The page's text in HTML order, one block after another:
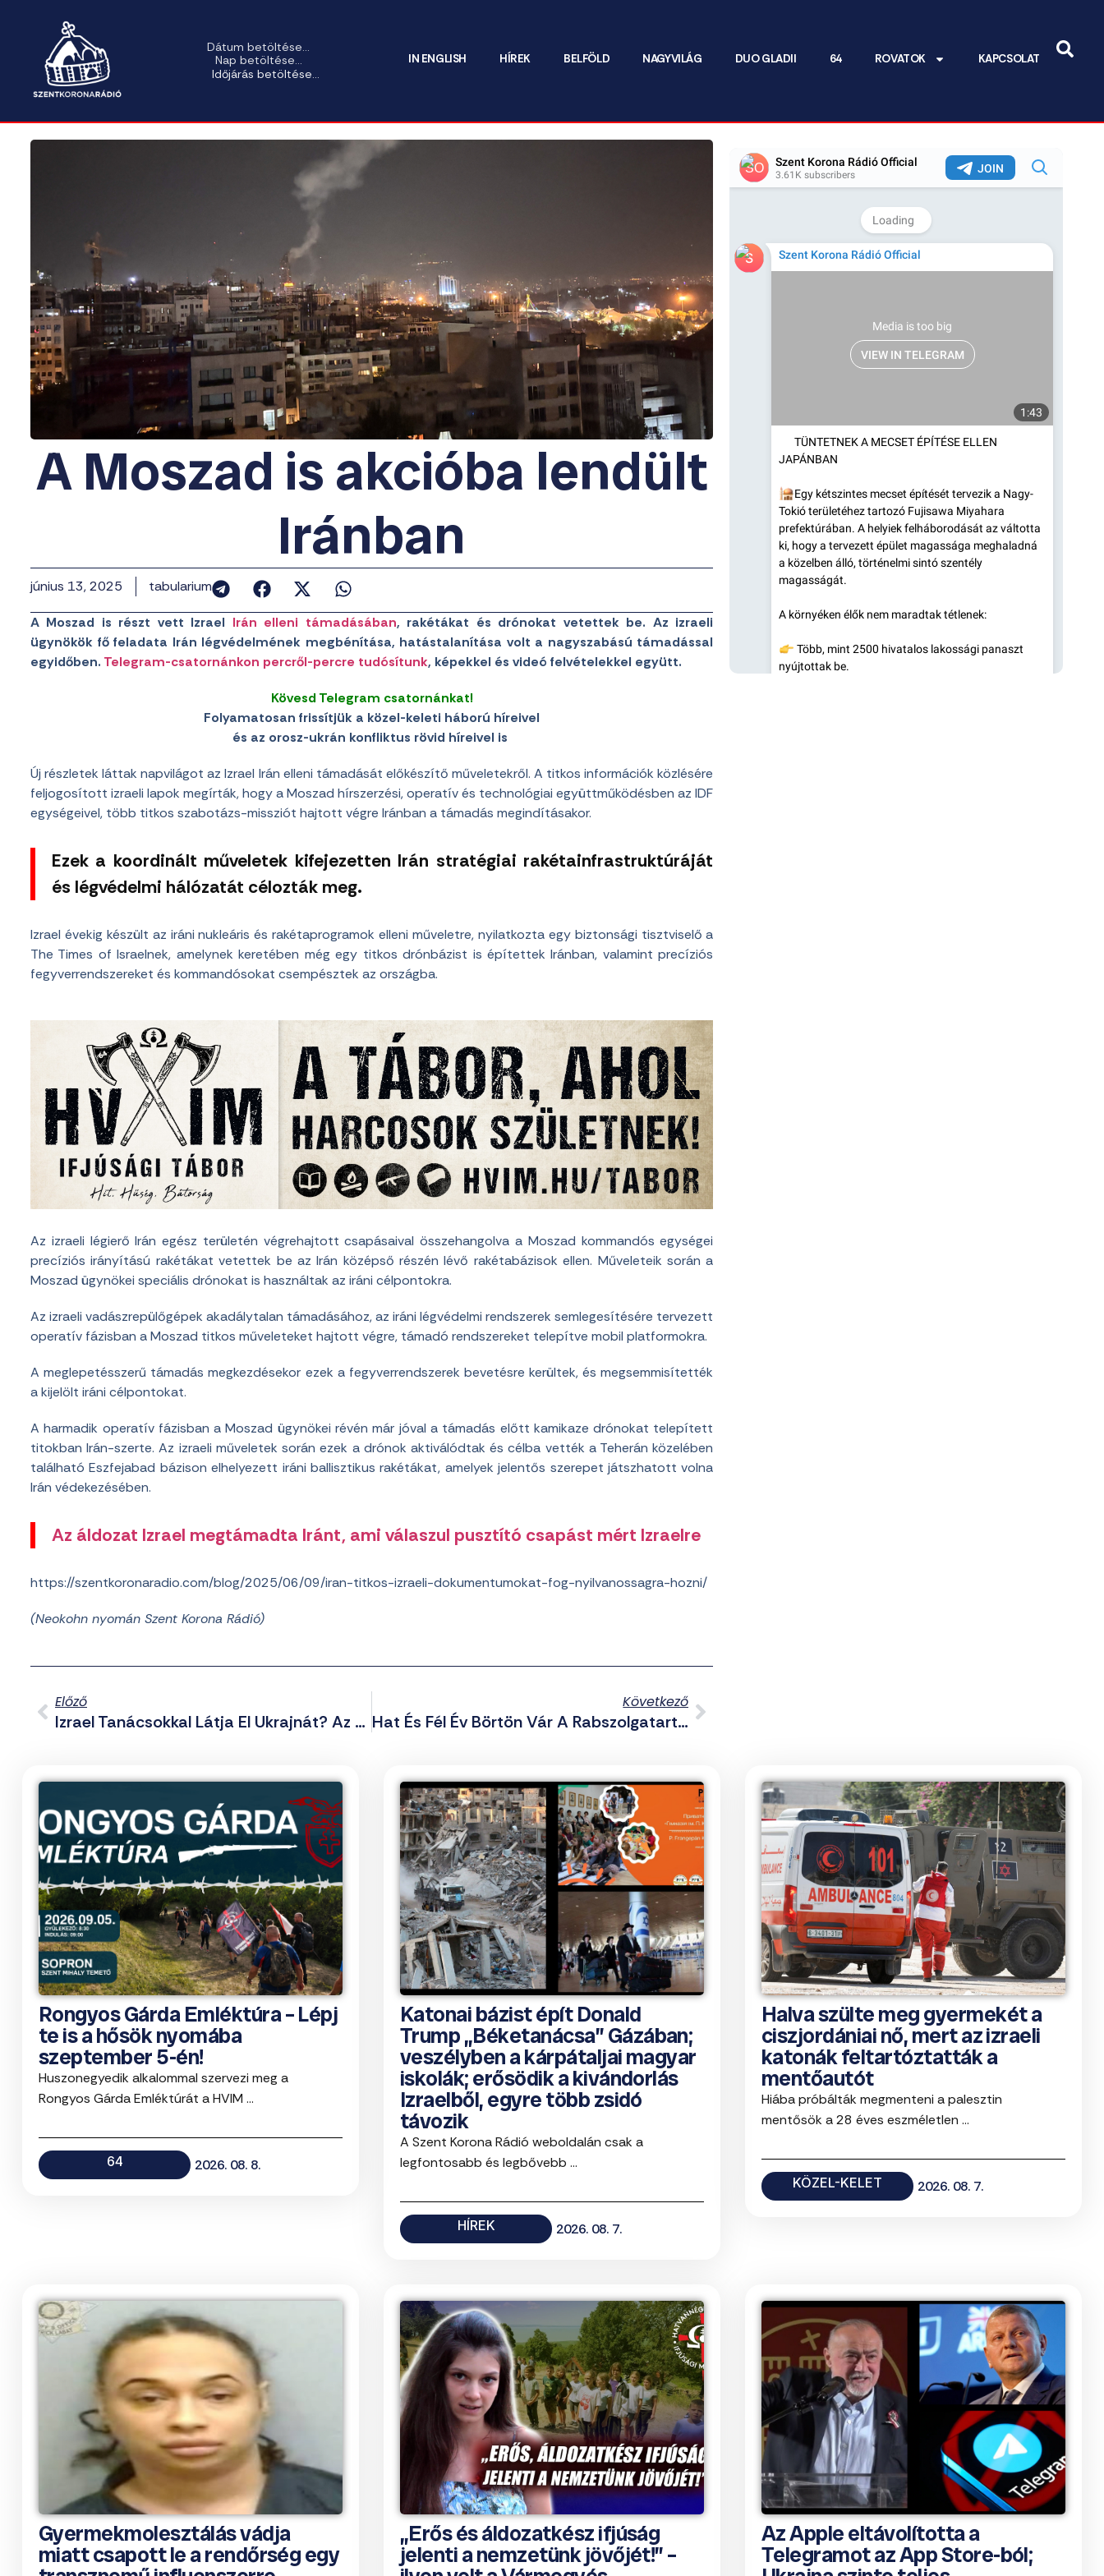
Dátum betöltése...
Nap betöltése...
Időjárás betöltése...
IN ENGLISH HÍREK BELFÖLD NAGYVILÁG DUO GLADII 64 ROVATOK KAPCSOLAT
A Moszad is akcióba lendült
Iránban
június 13, 2025 tabularium
A Moszad is részt vett Izrael Irán elleni támadásában, rakétákat és drónokat vetettek be. Az izraeli
ügynökök fő feladata Irán légvédelmének megbénítása, hatástalanítása volt a nagyszabású támadással
egyidőben. Telegram-csatornánkon percről-percre tudósítunk, képekkel és videó felvételekkel együtt.
Kövesd Telegram csatornánkat!
Folyamatosan frissítjük a közel-keleti háború híreivel
és az orosz-ukrán konfliktus rövid híreivel is
Új részletek láttak napvilágot az Izrael Irán elleni támadását előkészítő műveletekről. A titkos információk közlésére
feljogosított izraeli lapok megírták, hogy a Moszad hírszerzési, operatív és technológiai együttműködésben az IDF
egységeivel, több titkos szabotázs-missziót hajtott végre Iránban a támadás megindításakor.
Ezek a koordinált műveletek kifejezetten Irán stratégiai rakétainfrastruktúráját
és légvédelmi hálózatát célozták meg.
Izrael évekig készült az iráni nukleáris és rakétaprogramok elleni műveletre, nyilatkozta egy biztonsági tisztviselő a
The Times of Israelnek, amelynek keretében még egy titkos drónbázist is építettek Iránban, valamint precíziós
fegyverrendszereket és kommandósokat csempésztek az országba.
Az izraeli légierő Irán egész területén végrehajtott csapásaival összehangolva a Moszad kommandós egységei
precíziós irányítású rakétákat vetettek be az Irán középső részén lévő rakétabázisok ellen. Műveleteik során a
Moszad ügynökei speciális drónokat is használtak az iráni célpontokra.
Az izraeli vadászrepülőgépek akadálytalan támadásához, az iráni légvédelmi rendszerek semlegesítésére tervezett
operatív fázisban a Moszad titkos műveleteket hajtott végre, támadó rendszereket telepítve mobil platformokra.
A meglepetésszerű támadás megkezdésekor ezek a fegyverrendszerek bevetésre kerültek, és megsemmisítették
a kijelölt iráni célpontokat.
A harmadik operatív fázisban a Moszad ügynökei révén már jóval a támadás előtt kamikaze drónokat telepített
titokban Irán-szerte. Az izraeli műveletek során ezek a drónok aktiválódtak és célba vették a Teherán közelében
található Eszfejabad bázison elhelyezett iráni ballisztikus rakétákat, amelyek jelentős szerepet játszhatott volna
Irán védekezésében.
Az áldozat Izrael megtámadta Iránt, ami válaszul pusztító csapást mért Izraelre
https://szentkoronaradio.com/blog/2025/06/09/iran-titkos-izraeli-dokumentumokat-fog-nyilvanossagra-hozni/
(Neokohn nyomán Szent Korona Rádió)
Előző
Izrael Tanácsokkal Látja El Ukrajnát? Az Oroszok Szerint Nem Kizárt, Már Folyik Az Ellenőrzés
Következő
Hat És Fél Év Börtön Vár A Rabszolgatartó Lókereskedő Cigányra
Rongyos Gárda Emléktúra – Lépj
te is a hősök nyomába
szeptember 5-én!
Huszonegyedik alkalommal szervezi meg a
Rongyos Gárda Emléktúrát a HVIM ...
64 2026. 08. 8.
Katonai bázist épít Donald
Trump „Béketanácsa” Gázában;
veszélyben a kárpátaljai magyar
iskolák; erősödik a kivándorlás
Izraelből, egyre több zsidó
távozik
A Szent Korona Rádió weboldalán csak a
legfontosabb és legbővebb ...
HÍREK 2026. 08. 7.
Halva szülte meg gyermekét a
ciszjordániai nő, mert az izraeli
katonák feltartóztatták a
mentőautót
Hiába próbálták megmenteni a palesztin
mentősök a 28 éves eszméletlen ...
KÖZEL-KELET 2026. 08. 7.
Gyermekmolesztálás vádja
miatt csapott le a rendőrség egy
„Erős és áldozatkész ifjúság
jelenti a nemzetünk jövőjét!” –
Az Apple eltávolította a
Telegramot az App Store-ból;